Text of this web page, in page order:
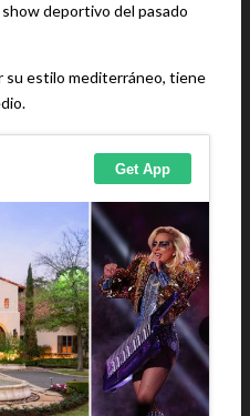
deportivo del pasado
su estilo mediterráneo, tiene